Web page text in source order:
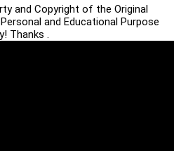
and Copyright of the Original
and Educational Purpose
Thanks .